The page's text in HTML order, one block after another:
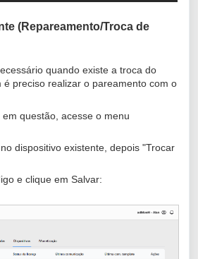
(Repareamento/Troca de
quando existe a troca do
é preciso realizar o pareamento com o
questão, acesse o menu
dispositivo existente, depois "Trocar
e clique em Salvar: